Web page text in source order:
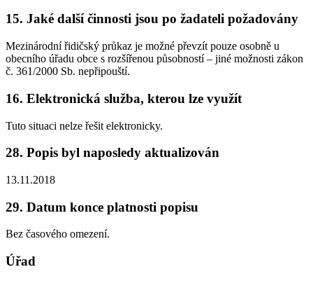
15. Jaké další činnosti jsou po žadateli požadovány
Mezinárodní řidičský průkaz je možné převzít pouze osobně u
obecního úřadu obce s rozšířenou působností – jiné možnosti zákon
č. 361/2000 Sb. nepřipouští.
16. Elektronická služba, kterou lze využít
Tuto situaci nelze řešit elektronicky.
28. Popis byl naposledy aktualizován
13.11.2018
29. Datum konce platnosti popisu
Bez časového omezení.
Úřad